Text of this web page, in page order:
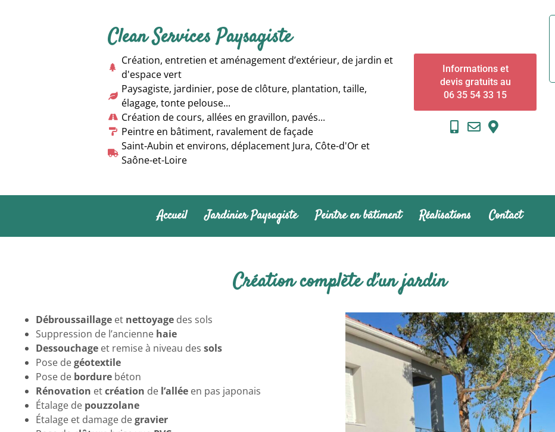
Clean Services Paysagiste
Création, entretien et aménagement d’extérieur, de jardin et
d'espace vert
Paysagiste, jardinier, pose de clôture, plantation, taille,
élagage, tonte pelouse...
Création de cours, allées en gravillon, pavés...
Peintre en bâtiment, ravalement de façade
Saint-Aubin et environs, déplacement Jura, Côte-d'Or et
Saône-et-Loire
Informations et
devis gratuits au
06 35 54 33 15
Accueil Jardinier Paysagiste Peintre en bâtiment Réalisations Contact
Création complète d’un jardin
Débroussaillage et nettoyage des sols
Suppression de l’ancienne haie
Dessouchage et remise à niveau des sols
Pose degéotextile
Pose de bordure béton
Rénovation etcréation de l’allée en pas japonais
Étalage de pouzzolane
Étalage et damage degravier